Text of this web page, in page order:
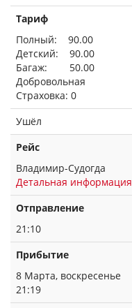
Тариф
Полный: 90.00
Детский: 90.00
Багаж: 50.00
Добровольная
Страховка: 0
Ушёл
Рейс
Владимир-Судогда
Детальная информация
Отправление
21:10
Прибытие
8 Марта, воскресенье
21:19